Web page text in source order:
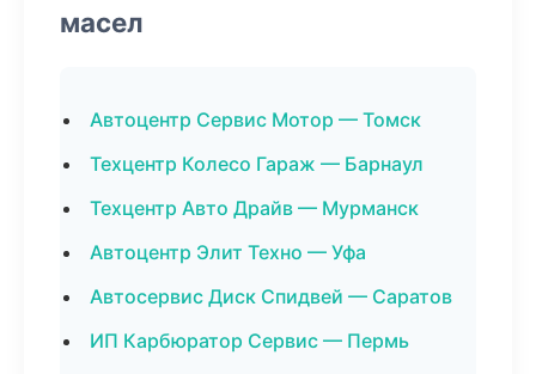
масел
Автоцентр Сервис Мотор — Томск
Техцентр Колесо Гараж — Барнаул
Техцентр Авто Драйв — Мурманск
Автоцентр Элит Техно — Уфа
Автосервис Диск Спидвей — Саратов
ИП Карбюратор Сервис — Пермь